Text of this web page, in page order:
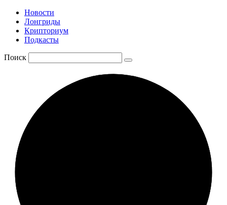
Новости
Лонгриды
Крипториум
Подкасты
Поиск